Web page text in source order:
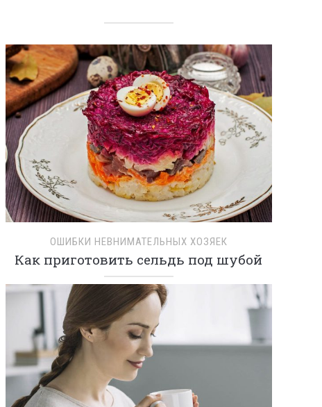
ОШИБКИ НЕВНИМАТЕЛЬНЫХ ХОЗЯЕК
Как приготовить сельдь под шубой